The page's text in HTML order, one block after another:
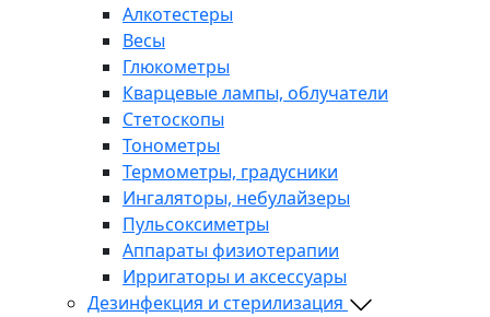
Алкотестеры
Весы
Глюкометры
Кварцевые лампы, облучатели
Стетоскопы
Тонометры
Термометры, градусники
Ингаляторы, небулайзеры
Пульсоксиметры
Аппараты физиотерапии
Ирригаторы и аксессуары
Дезинфекция и стерилизация